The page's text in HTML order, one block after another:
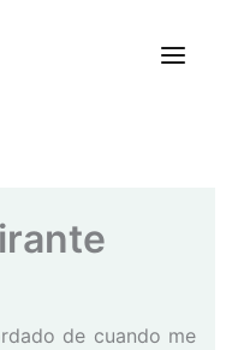
de cuando me